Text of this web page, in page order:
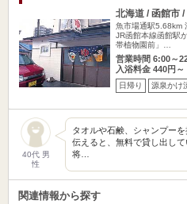
北海道 / 函館市
魚市場通駅5.68km
JR函館本線函館駅
帯植物園前」…
営業時間 6:00～
入浴料金 440円～
日帰り 源泉かけ
40代 男
性
タオルや石鹸、シャンプー
伝えると、無料で貸し出し
将…
関連情報から探す